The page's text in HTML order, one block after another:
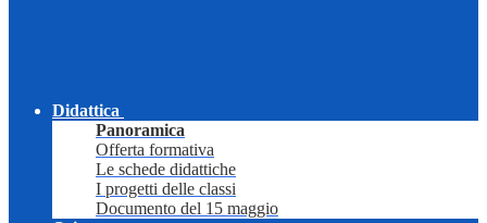
Didattica
Panoramica
Offerta formativa
Le schede didattiche
I progetti delle classi
Documento del 15 maggio